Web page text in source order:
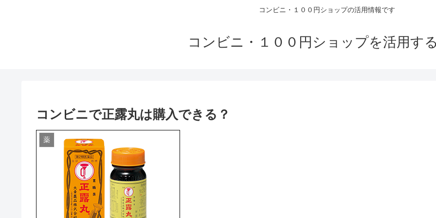
コンビニ・１００円ショップの活用情報です
コンビニ・１００円ショップを活用す
コンビニで正露丸は購入できる？
薬